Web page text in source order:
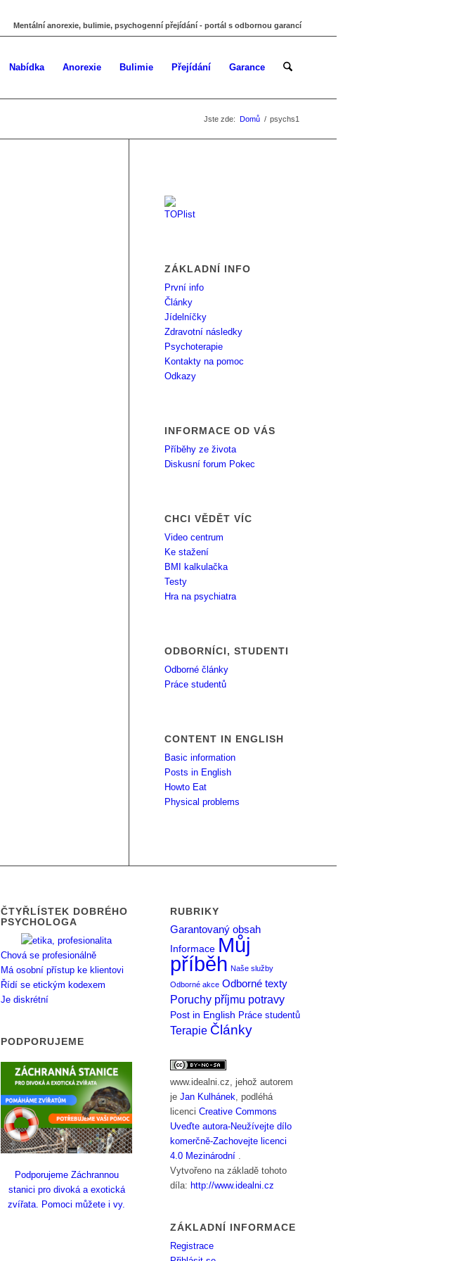
Mentální anorexie, bulimie, psychogenní přejídání - portál s odbornou garancí
Nabídka Anorexie Bulimie Přejídání Garance
Jste zde: Domů / psychs1
ZÁKLADNÍ INFO
První info
Články
Jídelníčky
Zdravotní následky
Psychoterapie
Kontakty na pomoc
Odkazy
INFORMACE OD VÁS
Příběhy ze života
Diskusní forum Pokec
CHCI VĚDĚT VÍC
Video centrum
Ke stažení
BMI kalkulačka
Testy
Hra na psychiatra
ODBORNÍCI, STUDENTI
Odborné články
Práce studentů
CONTENT IN ENGLISH
Basic information
Posts in English
Howto Eat
Physical problems
ČTYŘLÍSTEK DOBRÉHO
PSYCHOLOGA
Chová se profesionálně
Má osobní přístup ke klientovi
Řídí se etickým kodexem
Je diskrétní
PODPORUJEME
Podporujeme Záchrannou
stanici pro divoká a exotická
zvířata. Pomoci můžete i vy.
RUBRIKY
Garantovaný obsah
Informace Můj
příběh Naše služby
Odborné akce Odborné texty
Poruchy příjmu potravy
Post in English Práce studentů
Terapie Články
www.idealni.cz, jehož autorem
jeJan Kulhánek, podléhá
licenciCreative Commons
Uveďte autora-Neužívejte dílo
komerčně-Zachovejte licenci
4.0 Mezinárodní .
Vytvořeno na základě tohoto
díla: http://www.idealni.cz
ZÁKLADNÍ INFORMACE
Registrace